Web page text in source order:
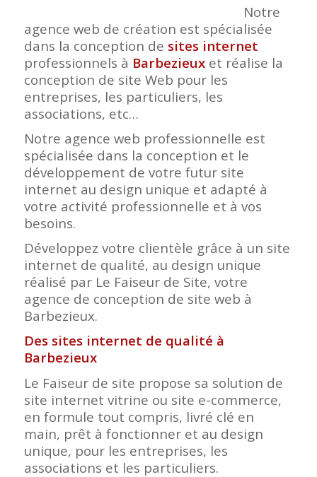
Notre
agence web de création est spécialisée
dans la conception de sites internet
professionnels à Barbezieuxet réalise la
conception de site Web pour les
entreprises, les particuliers, les
associations, etc…
Notre agence web professionnelle est
spécialisée dans la conception et le
développement de votre futur site
internet au design unique et adapté à
votre activité professionnelle et à vos
besoins.
Développez votre clientèle grâce à un site
internet de qualité, au design unique
réalisé par Le Faiseur de Site, votre
agence de conception de site web à
Barbezieux.
Des sites internet de qualité à
Barbezieux
Le Faiseur de site propose sa solution de
site internet vitrine ou site e-commerce,
en formule tout compris, livré clé en
main, prêt à fonctionner et au design
unique, pour les entreprises, les
associations et les particuliers.